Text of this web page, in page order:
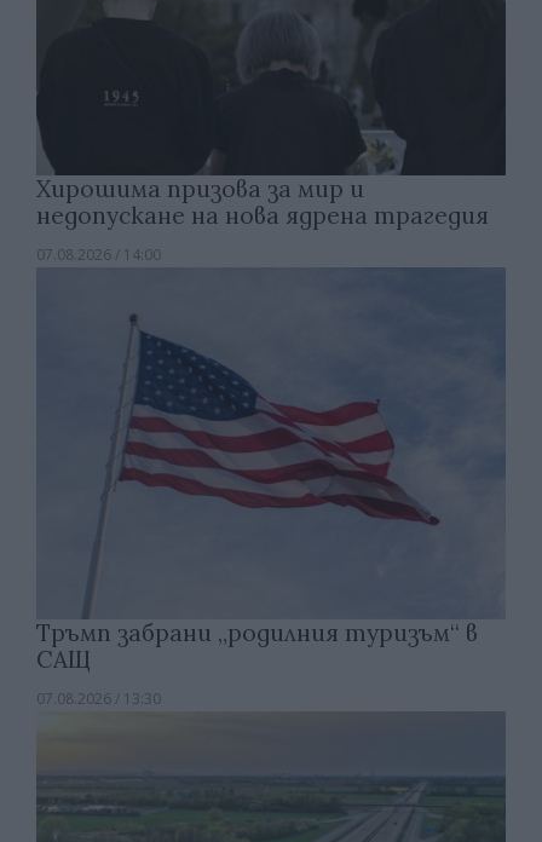
Хирошима призова за мир и
недопускане на нова ядрена трагедия
07.08.2026 / 14:00
Тръмп забрани „родилния туризъм“ в
САЩ
07.08.2026 / 13:30